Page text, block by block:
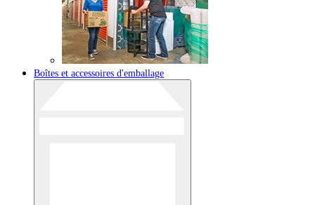
Boîtes et accessoires d'emballage